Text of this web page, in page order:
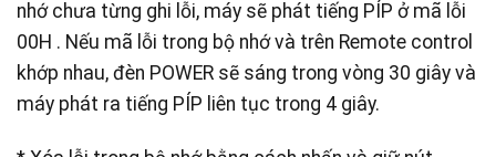
nhớ chưa từng ghi lỗi, máy sẽ phát tiếng PÍP ở mã lỗi
00H . Nếu mã lỗi trong bộ nhớ và trên Remote control
khớp nhau, đèn POWER sẽ sáng trong vòng 30 giây và
máy phát ra tiếng PÍP liên tục trong 4 giây.